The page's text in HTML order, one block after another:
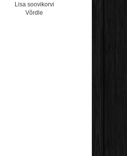
Lisa soovikorvi
Võrdle